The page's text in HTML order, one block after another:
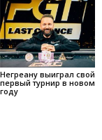
Негреану выиграл свой
первый турнир в новом
году